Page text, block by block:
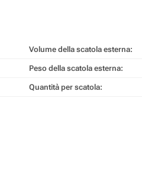
Volume della scatola esterna:
Peso della scatola esterna:
Quantità per scatola: